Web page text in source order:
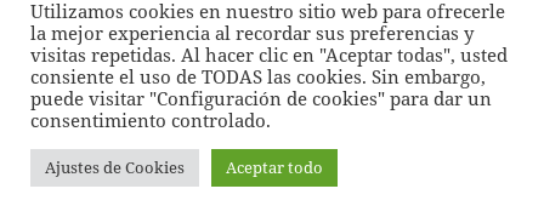
Vamos a ver las características básicas de laSM
Combi:
Grosor de material: spundbond 25-100 g/m
meltblown: 5-40 g/m2.
Ancho máximo del no-tejido producido: 200-250
Utilizamos cookies en nuestro sitio web para ofrecerle
la mejor experiencia al recordar sus preferencias y
visitas repetidas. Al hacer clic en "Aceptar todas", usted
consiente el uso de TODAS las cookies. Sin embargo,
puede visitar "Configuración de cookies" para dar un
consentimiento controlado.
Ajustes de Cookies Aceptar todo